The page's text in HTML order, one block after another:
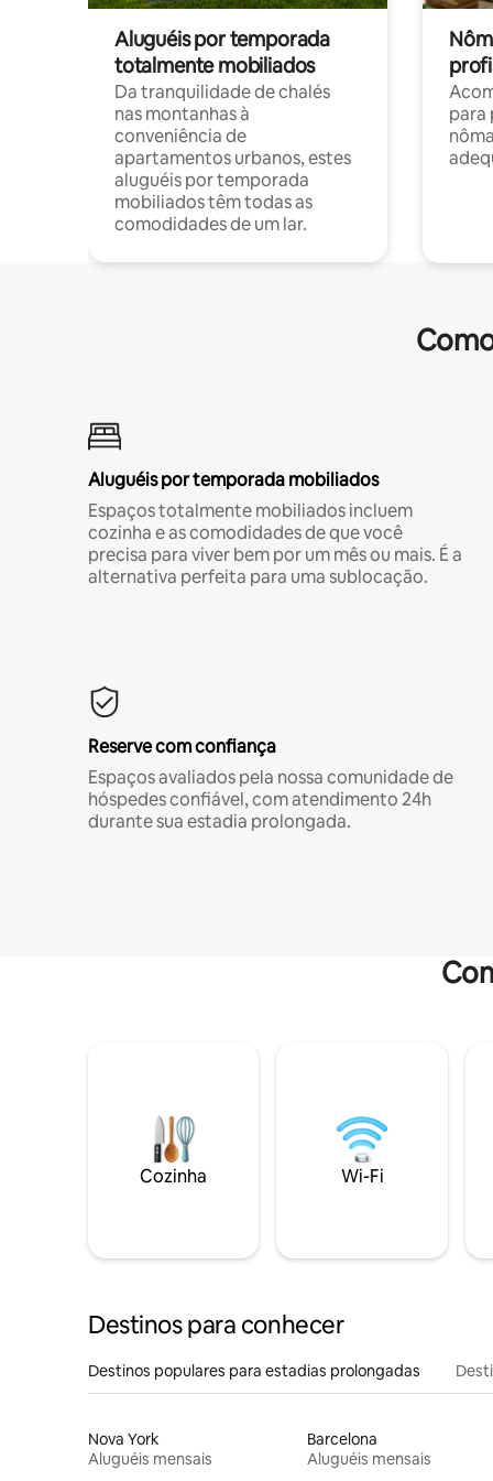
Aluguéis por temporada
totalmente mobiliados
Da tranquilidade de chalés
nas montanhas à
conveniência de
apartamentos urbanos, estes
aluguéis por temporada
mobiliados têm todas as
comodidades de um lar.
para
Aluguéis por temporada mobiliados
Espaços totalmente mobiliados incluem
cozinha e as comodidades de que você
precisa para viver bem por um mês ou mais. É a
alternativa perfeita para uma sublocação.
Reserve com confiança
Espaços avaliados pela nossa comunidade de
hóspedes confiável, com atendimento 24h
durante sua estadia prolongada.
Cozinha Wi-Fi
Destinos para conhecer
Destinos populares para estadias prolongadas
Nova York
Aluguéis mensais
Barcelona
Aluguéis mensais